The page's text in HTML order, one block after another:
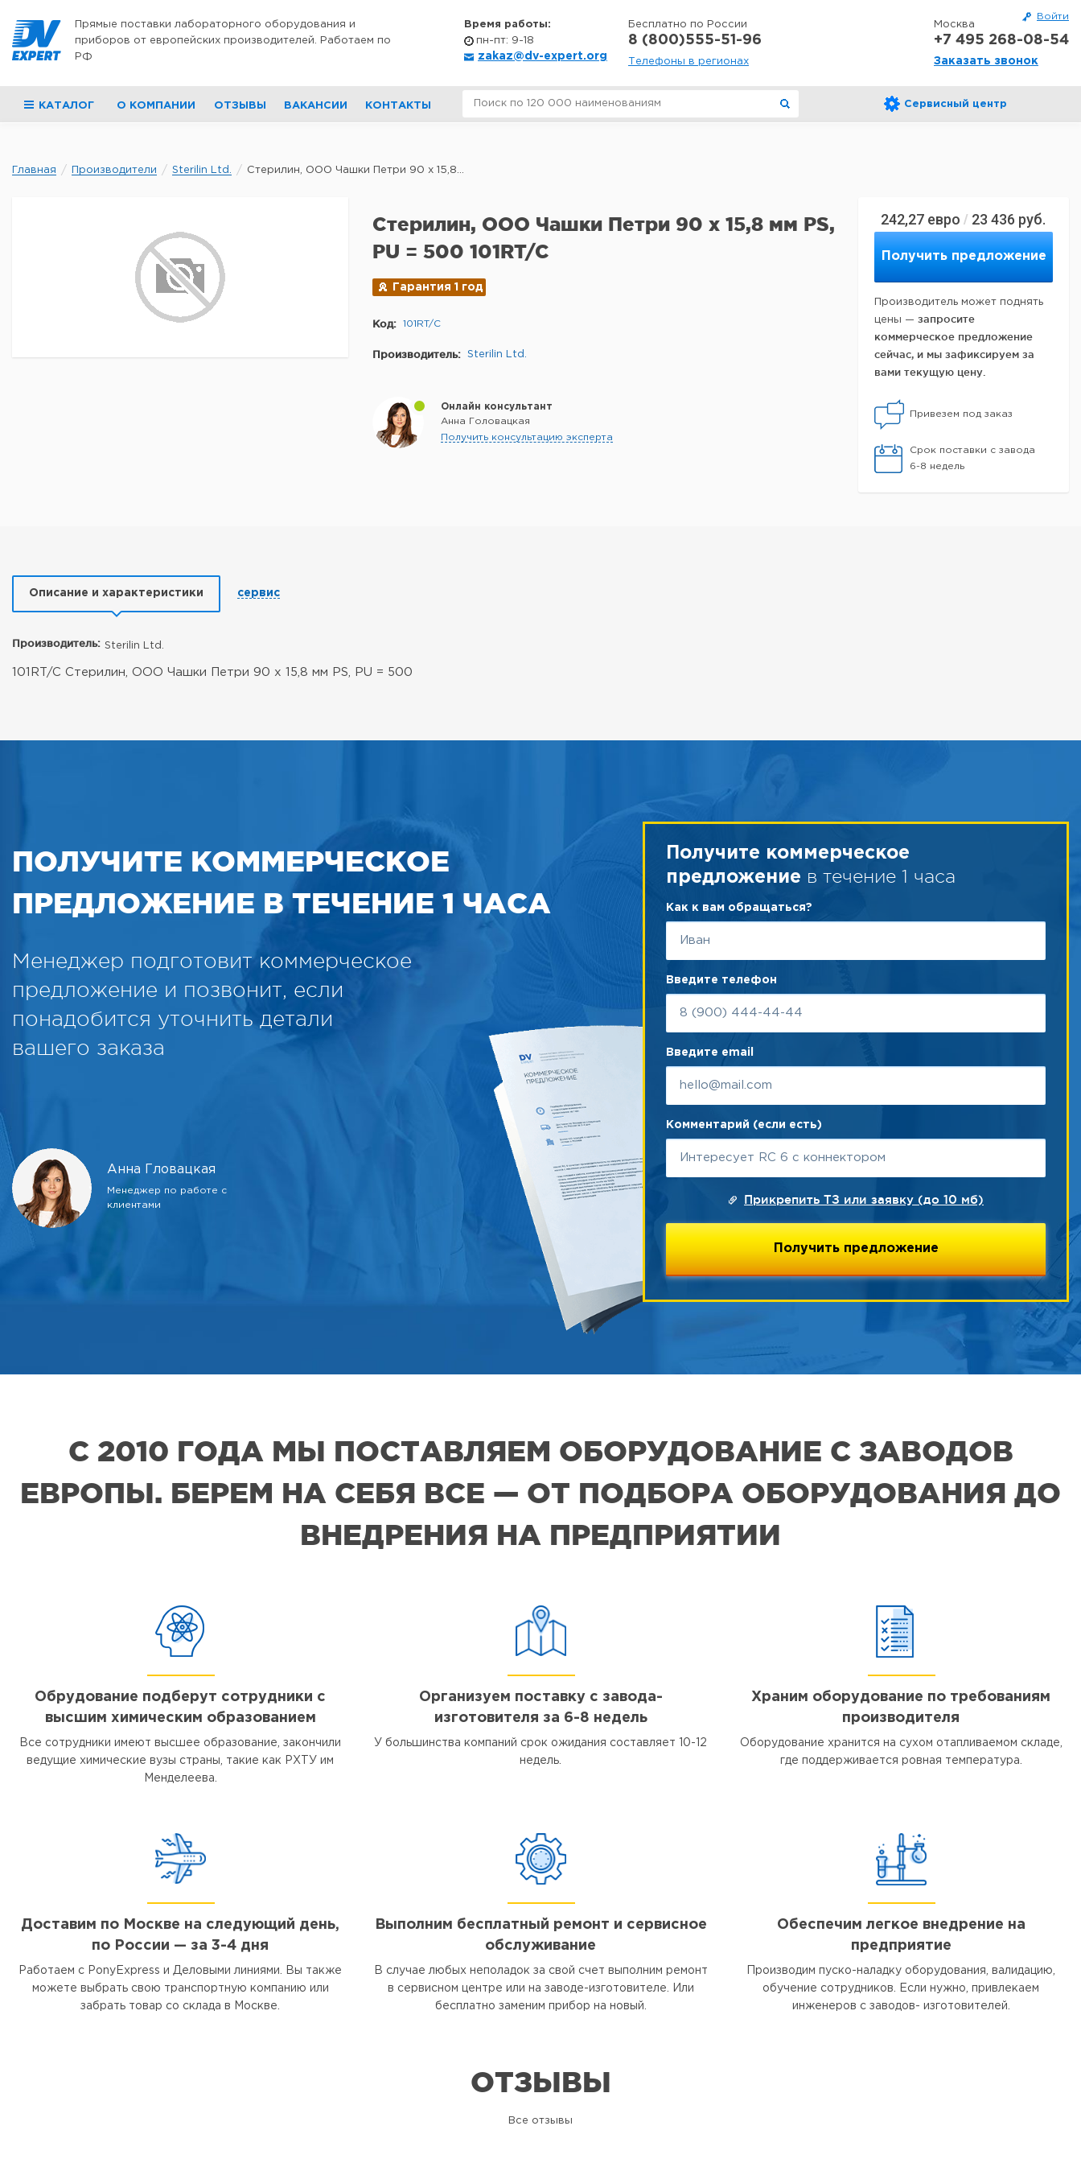
Войти
Прямые поставки лабораторного оборудования и
приборов от европейских производителей. Работаем по
РФ
Время работы:
пн-пт: 9-18
zakaz@dv-expert.org
Бесплатно по России
8 (800)555-51-96
Телефоны в регионах
Москва
+7 495 268-08-54
Заказать звонок
КАТАЛОГ О КОМПАНИИ ОТЗЫВЫ ВАКАНСИИ КОНТАКТЫ Сервисный центр
Главная Производители Sterilin Ltd. Стерилин, ООО Чашки Петри 90 х 15,8...
242,27 евро / 23 436 руб.
Получить предложение
Производитель может поднять
цены — запросите
коммерческое предложение
сейчас, и мы зафиксируем за
вами текущую цену.
Привезем под заказ
Срок поставки с завода
6-8 недель
Стерилин, ООО Чашки Петри 90 х 15,8 мм PS,
PU = 500 101RT/C
Гарантия 1 год
Код: 101RT/C
Производитель: Sterilin Ltd.
Онлайн консультант
Анна Головацкая
Получить консультацию эксперта
Описание и характеристики сервис
Производитель: Sterilin Ltd.
101RT/C Стерилин, ООО Чашки Петри 90 х 15,8 мм PS, PU = 500
ПОЛУЧИТЕ КОММЕРЧЕСКОЕ
ПРЕДЛОЖЕНИЕ В ТЕЧЕНИЕ 1 ЧАСА
Менеджер подготовит коммерческое
предложение и позвонит, если
понадобится уточнить детали
вашего заказа
Анна Гловацкая
Менеджер по работе с
клиентами
Получите коммерческое
предложение в течение 1 часа
Как к вам обращаться?
Введите телефон
Введите email
Комментарий (если есть)
Прикрепить ТЗ или заявку (до 10 мб)
С 2010 ГОДА МЫ ПОСТАВЛЯЕМ ОБОРУДОВАНИЕ С ЗАВОДОВ
ЕВРОПЫ. БЕРЕМ НА СЕБЯ ВСЕ — ОТ ПОДБОРА ОБОРУДОВАНИЯ ДО
ВНЕДРЕНИЯ НА ПРЕДПРИЯТИИ
Обрудование подберут сотрудники с
высшим химическим образованием
Все сотрудники имеют высшее образование, закончили
ведущие химические вузы страны, такие как РХТУ им
Менделеева.
Организуем поставку с завода-
изготовителя за 6-8 недель
У большинства компаний срок ожидания составляет 10-12
недель.
Храним оборудование по требованиям
производителя
Оборудование хранится на сухом отапливаемом складе,
где поддерживается ровная температура.
Доставим по Москве на следующий день,
по России — за 3-4 дня
Работаем с PonyExpress и Деловыми линиями. Вы также
можете выбрать свою транспортную компанию или
забрать товар со склада в Москве.
Выполним бесплатный ремонт и сервисное
обслуживание
В случае любых неполадок за свой счет выполним ремонт
в сервисном центре или на заводе-изготовителе. Или
бесплатно заменим прибор на новый.
Обеспечим легкое внедрение на
предприятие
Производим пуско-наладку оборудования, валидацию,
обучение сотрудников. Если нужно, привлекаем
инженеров с заводов- изготовителей.
ОТЗЫВЫ
Все отзывы